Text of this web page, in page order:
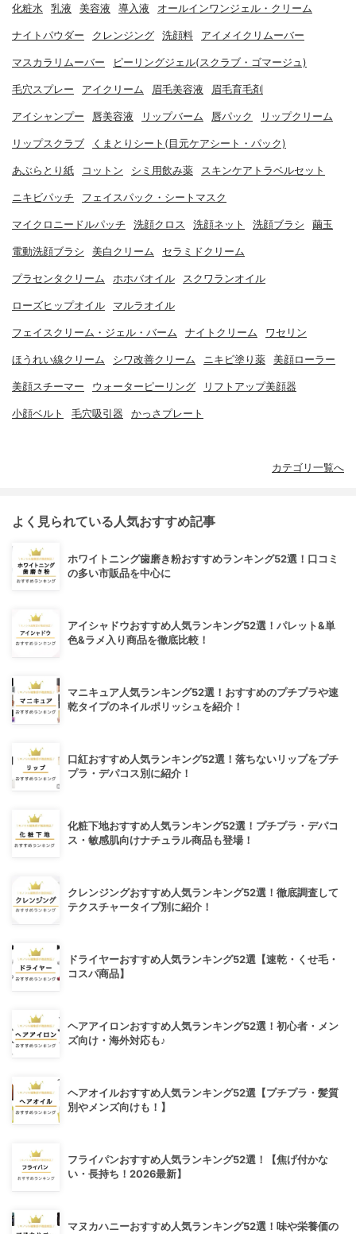
化粧水 乳液 美容液 導入液 オールインワンジェル・クリーム
ナイトパウダー クレンジング 洗顔料 アイメイクリムーバー
マスカラリムーバー ピーリングジェル(スクラブ・ゴマージュ)
毛穴スプレー アイクリーム 眉毛美容液 眉毛育毛剤
アイシャンプー 唇美容液 リップバーム 唇パック リップクリーム
リップスクラブ くまとりシート(目元ケアシート・パック)
あぶらとり紙 コットン シミ用飲み薬 スキンケアトラベルセット
ニキビパッチ フェイスパック・シートマスク
マイクロニードルパッチ 洗顔クロス 洗顔ネット 洗顔ブラシ 繭玉
電動洗顔ブラシ 美白クリーム セラミドクリーム
プラセンタクリーム ホホバオイル スクワランオイル
ローズヒップオイル マルラオイル
フェイスクリーム・ジェル・バーム ナイトクリーム ワセリン
ほうれい線クリーム シワ改善クリーム ニキビ塗り薬 美顔ローラー
美顔スチーマー ウォーターピーリング リフトアップ美顔器
小顔ベルト 毛穴吸引器 かっさプレート
カテゴリ一覧へ
よく見られている人気おすすめ記事
ホワイトニング歯磨き粉おすすめランキング52選！口コミ
の多い市販品を中心に
アイシャドウおすすめ人気ランキング52選！パレット&単
色&ラメ入り商品を徹底比較！
マニキュア人気ランキング52選！おすすめのプチプラや速
乾タイプのネイルポリッシュを紹介！
口紅おすすめ人気ランキング52選！落ちないリップをプチ
プラ・デパコス別に紹介！
化粧下地おすすめ人気ランキング52選！プチプラ・デパコ
ス・敏感肌向けナチュラル商品も登場！
クレンジングおすすめ人気ランキング52選！徹底調査して
テクスチャータイプ別に紹介！
ドライヤーおすすめ人気ランキング52選【速乾・くせ毛・
コスパ商品】
ヘアアイロンおすすめ人気ランキング52選！初心者・メン
ズ向け・海外対応も♪
ヘアオイルおすすめ人気ランキング52選【プチプラ・髪質
別やメンズ向けも！】
フライパンおすすめ人気ランキング52選！【焦げ付かな
い・長持ち！2026最新】
マヌカハニーおすすめ人気ランキング52選！味や栄養価の